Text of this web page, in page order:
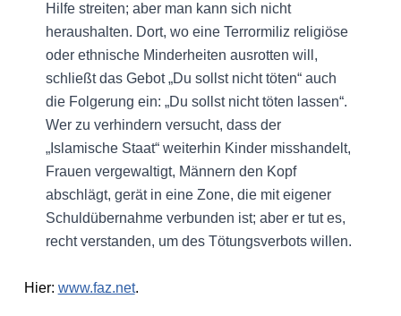
Hilfe streiten; aber man kann sich nicht
heraushalten. Dort, wo eine Terrormiliz religiöse
oder ethnische Minderheiten ausrotten will,
schließt das Gebot „Du sollst nicht töten“ auch
die Folgerung ein: „Du sollst nicht töten lassen“.
Wer zu verhindern versucht, dass der
„Islamische Staat“ weiterhin Kinder misshandelt,
Frauen vergewaltigt, Männern den Kopf
abschlägt, gerät in eine Zone, die mit eigener
Schuldübernahme verbunden ist; aber er tut es,
recht verstanden, um des Tötungsverbots willen.
Hier: www.faz.net.